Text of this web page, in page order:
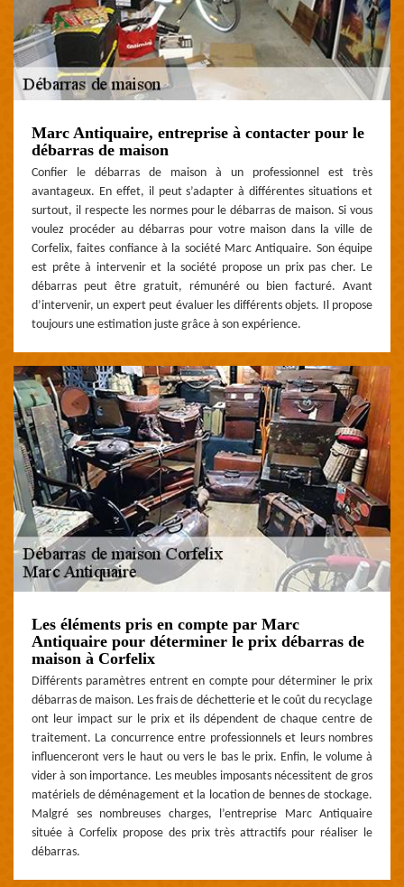
Marc Antiquaire, entreprise à contacter pour le
débarras de maison
Confier le débarras de maison à un professionnel est très
avantageux. En effet, il peut s’adapter à différentes situations et
surtout, il respecte les normes pour le débarras de maison. Si vous
voulez procéder au débarras pour votre maison dans la ville de
Corfelix, faites confiance à la société Marc Antiquaire. Son équipe
est prête à intervenir et la société propose un prix pas cher. Le
débarras peut être gratuit, rémunéré ou bien facturé. Avant
d’intervenir, un expert peut évaluer les différents objets. Il propose
toujours une estimation juste grâce à son expérience.
Les éléments pris en compte par Marc
Antiquaire pour déterminer le prix débarras de
maison à Corfelix
Différents paramètres entrent en compte pour déterminer le prix
débarras de maison. Les frais de déchetterie et le coût du recyclage
ont leur impact sur le prix et ils dépendent de chaque centre de
traitement. La concurrence entre professionnels et leurs nombres
influenceront vers le haut ou vers le bas le prix. Enfin, le volume à
vider à son importance. Les meubles imposants nécessitent de gros
matériels de déménagement et la location de bennes de stockage.
Malgré ses nombreuses charges, l’entreprise Marc Antiquaire
située à Corfelix propose des prix très attractifs pour réaliser le
débarras.